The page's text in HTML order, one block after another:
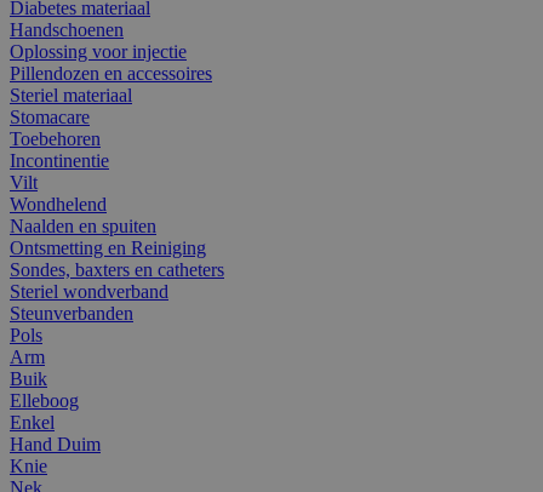
Diabetes materiaal
Handschoenen
Oplossing voor injectie
Pillendozen en accessoires
Steriel materiaal
Stomacare
Toebehoren
Incontinentie
Vilt
Wondhelend
Naalden en spuiten
Ontsmetting en Reiniging
Sondes, baxters en catheters
Steriel wondverband
Steunverbanden
Pols
Arm
Buik
Elleboog
Enkel
Hand Duim
Knie
Nek